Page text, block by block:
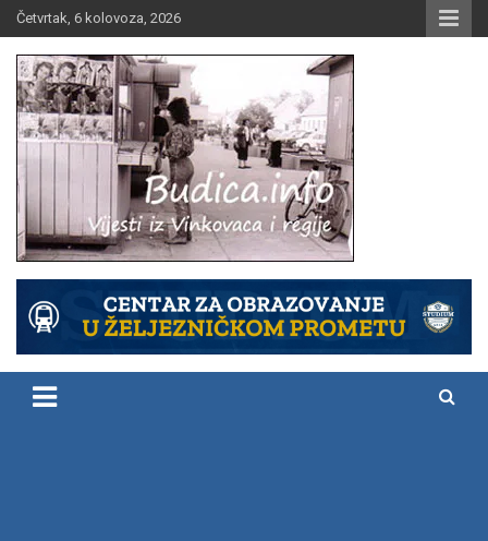
Skip
to
content
Četvrtak, 6 kolovoza, 2026
Budica.info